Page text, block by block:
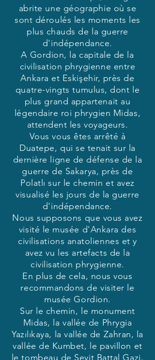
abrite une géographie où se
sont déroulés les moments les
plus chauds de la guerre
d'indépendance.
A Gordion, la capitale de la
civilisation phrygienne entre
Ankara et Eskişehir, près de
quatre-vingts tumulus, dont le
plus grand appartenait au
légendaire roi phrygien Midas,
attendent les voyageurs.
Vous vous êtes arrêté à
Duatepe, qui se tenait sur la
dernière ligne de défense de la
guerre de Sakarya, près de
Polatlı sur le chemin et avez
visualisé les jours de la guerre
d'indépendance.
Nous supposons que vous avez
visité le musée d'Ankara des
civilisations anatoliennes et y
avez vu les artefacts de la
civilisation phrygienne.
En plus de cela, nous vous
recommandons de visiter le
musée Gordion.
Sur le chemin, le monument
Midas, la vallée de Phrygia
Yazılıkaya, la vallée de Zahran, la
vallée de Kumbet, le pavillon et
le tombeau de Seyit Battal Gazi,